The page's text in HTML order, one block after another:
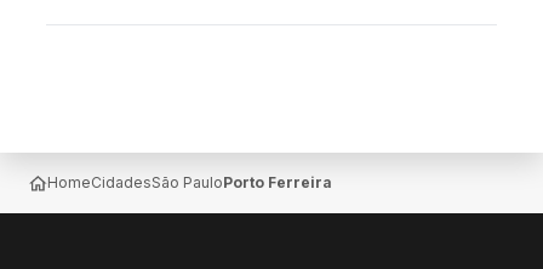
HomeCidadesSão PauloPorto Ferreira